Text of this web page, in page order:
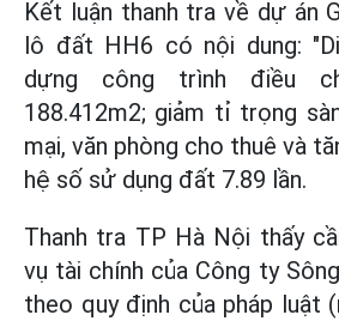
Kết luận thanh tra về dự án
lô đất HH6 có nội dung:
dựng công trình điều
188.412m2; giảm tỉ trọng
mại, văn phòng cho thuê và
hệ số sử dụng đất 7.89 lần.
Thanh tra TP Hà Nội thấy
vụ tài chính của Công ty
theo quy định của pháp luật